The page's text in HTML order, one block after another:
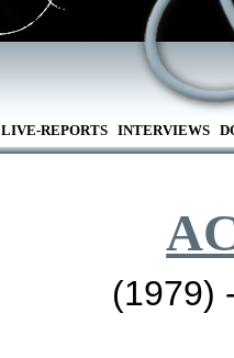
LIVE-REPORTS INTERVIEWS
(1979)